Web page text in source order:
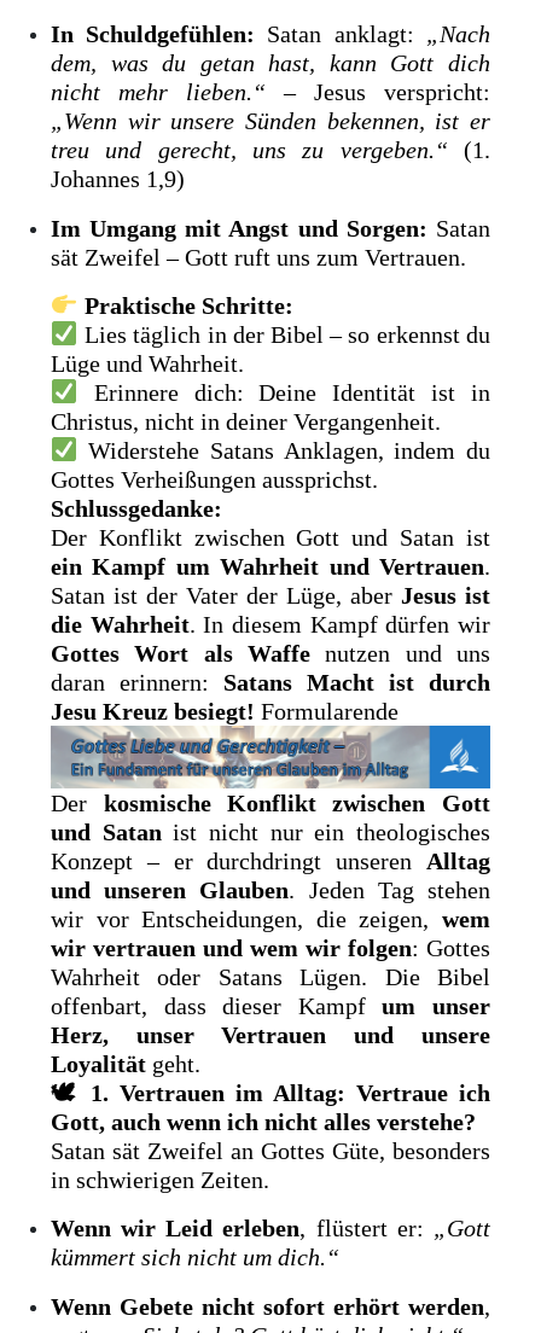
In Schuldgefühlen: Satan anklagt: „Nach
dem, was du getan hast, kann Gott dich
nicht mehr lieben.“ – Jesus verspricht:
„Wenn wir unsere Sünden bekennen, ist er
treu und gerecht, uns zu vergeben.“ (1.
Johannes 1,9)
Im Umgang mit Angst und Sorgen: Satan
sät Zweifel – Gott ruft uns zum Vertrauen.
Praktische Schritte:
Lies täglich in der Bibel – so erkennst du
Lüge und Wahrheit.
Erinnere dich: Deine Identität ist in
Christus, nicht in deiner Vergangenheit.
Widerstehe Satans Anklagen, indem du
Gottes Verheißungen aussprichst.
Schlussgedanke:
Der Konflikt zwischen Gott und Satan ist
ein Kampf um Wahrheit und Vertrauen.
Satan ist der Vater der Lüge, aber Jesus ist
die Wahrheit. In diesem Kampf dürfen wir
Gottes Wort als Waffenutzen und uns
daran erinnern: Satans Macht ist durch
Jesu Kreuz besiegt! Formularende
Der kosmische Konflikt zwischen Gott
und Satan ist nicht nur ein theologisches
Konzept – er durchdringt unseren Alltag
und unseren Glauben. Jeden Tag stehen
wir vor Entscheidungen, die zeigen, wem
wir vertrauen und wem wir folgen: Gottes
Wahrheit oder Satans Lügen. Die Bibel
offenbart, dass dieser Kampfum unser
Herz, unser Vertrauen und unsere
Loyalität geht.
🕊 1. Vertrauen im Alltag: Vertraue ich
Gott, auch wenn ich nicht alles verstehe?
Satan sät Zweifel an Gottes Güte, besonders
in schwierigen Zeiten.
Wenn wir Leid erleben, flüstert er: „Gott
kümmert sich nicht um dich.“
Wenn Gebete nicht sofort erhört werden,